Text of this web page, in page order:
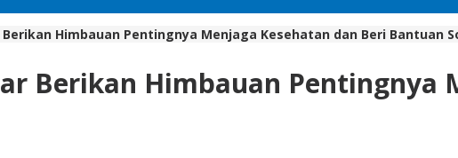
Himbauan Pentingnya Menjaga Kesehatan dan Beri Bantuan
Berikan Himbauan Pentingnya